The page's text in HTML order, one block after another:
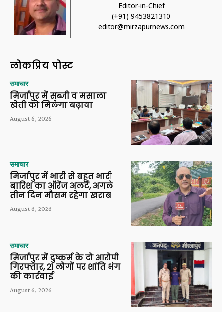
Editor-in-Chief
(+91) 9453821310
editor@mirzapurnews.com
लोकप्रिय पोस्ट
समाचार
मिर्जापुर में सब्जी व मसाला
खेती को मिलेगा बढ़ावा
August 6, 2026
समाचार
मिर्जापुर में भारी से बहुत भारी
बारिश का ऑरेंज अलर्ट, अगले
तीन दिन मौसम रहेगा खराब
August 6, 2026
समाचार
मिर्जापुर में दुष्कर्म के दो आरोपी
गिरफ्तार, 21 लोगों पर शांति भंग
की कार्रवाई
August 6, 2026